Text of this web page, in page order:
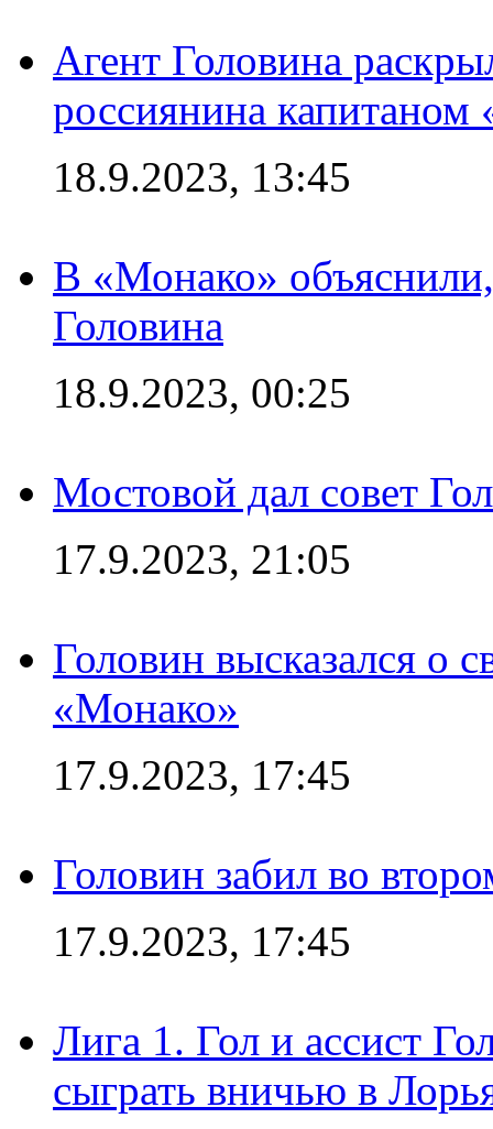
Агент Головина
россиянина
18.9.2023, 13:45
В «Монако»
Головина
18.9.2023, 00:25
Мостовой дал совет
17.9.2023, 21:05
Головин высказался о
«Монако»
17.9.2023, 17:45
Головин забил во
17.9.2023, 17:45
Лига 1. Гол и ассист
сыграть вничью в